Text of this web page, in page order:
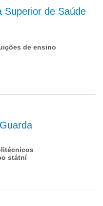
Superior de Saúde
de ensino
státní